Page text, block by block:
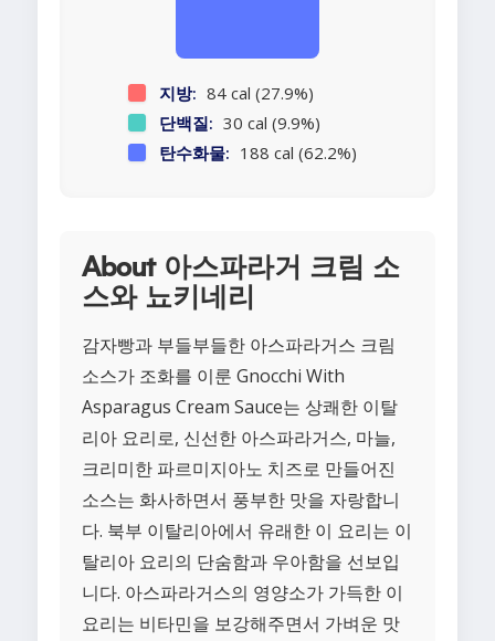
지방: 84 cal (27.9%)
단백질: 30 cal (9.9%)
탄수화물: 188 cal (62.2%)
About 아스파라거 크림 소
스와 뇨키네리
감자빵과 부들부들한 아스파라거스 크림
소스가 조화를 이룬 Gnocchi With
Asparagus Cream Sauce는 상쾌한 이탈
리아 요리로, 신선한 아스파라거스, 마늘,
크리미한 파르미지아노 치즈로 만들어진
소스는 화사하면서 풍부한 맛을 자랑합니
다. 북부 이탈리아에서 유래한 이 요리는 이
탈리아 요리의 단숨함과 우아함을 선보입
니다. 아스파라거스의 영양소가 가득한 이
요리는 비타민을 보강해주면서 가벼운 맛